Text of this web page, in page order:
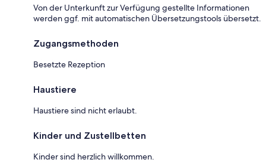
Von der Unterkunft zur Verfügung gestellte Informationen
werden ggf. mit automatischen Übersetzungstools übersetzt.
Zugangsmethoden
Besetzte Rezeption
Haustiere
Haustiere sind nicht erlaubt.
Kinder und Zustellbetten
Kinder sind herzlich willkommen.